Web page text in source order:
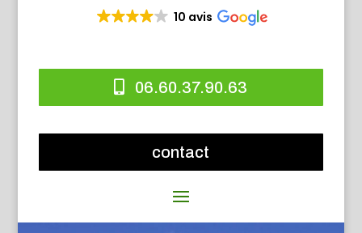
10 avis
06.60.37.90.63
contact